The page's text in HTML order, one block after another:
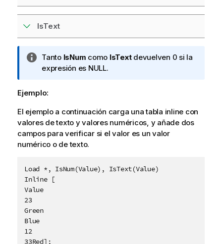
IsText
N
o
a
n
f
o
r
a
t
i
a
Tanto IsNum como IsTextdevuelven 0 si la
expresión es NULL.
Ejemplo:
El ejemplo a continuación carga una tabla inline con
valores de texto y valores numéricos, y añade dos
campos para verificar si el valor es un valor
numérico o de texto.
Load *, IsNum(Value), IsText(Value)
Inline [
Value
23
Green
Blue
12
33Red];